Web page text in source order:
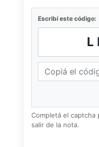
Escribí este código:
Completá el captcha
salir de la nota.